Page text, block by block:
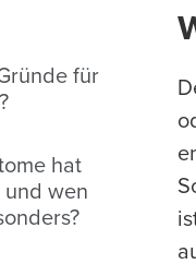
für
hat
und wen